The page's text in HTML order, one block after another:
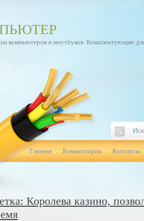
компьютеров и ноутбуков. Комплектующие
Главная Комментарии Контакты
Королева казино,